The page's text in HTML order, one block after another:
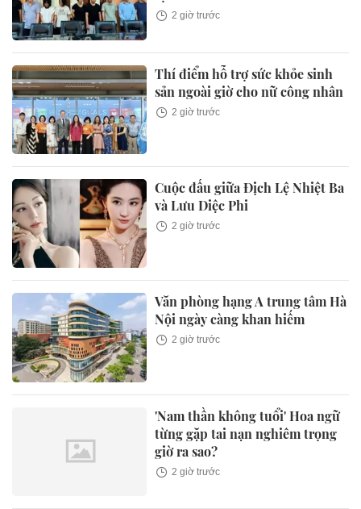
2 giờ trước
Thí điểm hỗ trợ sức khỏe sinh
sản ngoài giờ cho nữ công nhân
2 giờ trước
Cuộc đấu giữa Địch Lệ Nhiệt Ba
và Lưu Diệc Phi
2 giờ trước
Văn phòng hạng A trung tâm Hà
Nội ngày càng khan hiếm
2 giờ trước
'Nam thần không tuổi' Hoa ngữ
từng gặp tai nạn nghiêm trọng
giờ ra sao?
2 giờ trước